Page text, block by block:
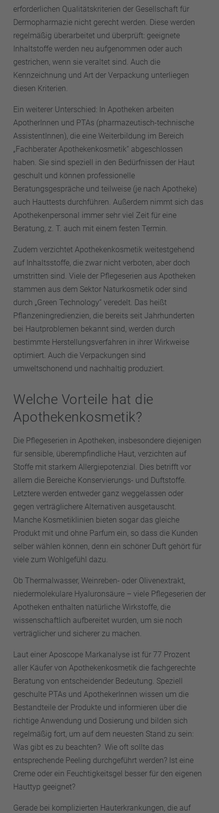
erforderlichen Qualitätskriterien der Gesellschaft für
Dermopharmazie nicht gerecht werden. Diese werden
regelmäßig überarbeitet und überprüft: geeignete
Inhaltstoffe werden neu aufgenommen oder auch
gestrichen, wenn sie veraltet sind. Auch die
Kennzeichnung und Art der Verpackung unterliegen
diesen Kriterien.
Ein weiterer Unterschied: In Apotheken arbeiten
ApotherInnen und PTAs (pharmazeutisch-technische
AssistentInnen), die eine Weiterbildung im Bereich
„Fachberater Apothekenkosmetik“ abgeschlossen
haben. Sie sind speziell in den Bedürfnissen der Haut
geschult und können professionelle
Beratungsgespräche und teilweise (je nach Apotheke)
auch Hauttests durchführen. Außerdem nimmt sich das
Apothekenpersonal immer sehr viel Zeit für eine
Beratung, z. T. auch mit einem festen Termin.
Zudem verzichtet Apothekenkosmetik weitestgehend
auf Inhaltsstoffe, die zwar nicht verboten, aber doch
umstritten sind. Viele der Pflegeserien aus Apotheken
stammen aus dem Sektor Naturkosmetik oder sind
durch „Green Technology“ veredelt. Das heißt
Pflanzeningredienzien, die bereits seit Jahrhunderten
bei Hautproblemen bekannt sind, werden durch
bestimmte Herstellungsverfahren in ihrer Wirkweise
optimiert. Auch die Verpackungen sind
umweltschonend und nachhaltig produziert.
Welche Vorteile hat die
Apothekenkosmetik?
Die Pflegeserien in Apotheken, insbesondere diejenigen
für sensible, überempfindliche Haut, verzichten auf
Stoffe mit starkem Allergiepotenzial. Dies betrifft vor
allem die Bereiche Konservierungs- und Duftstoffe.
Letztere werden entweder ganz weggelassen oder
gegen verträglichere Alternativen ausgetauscht.
Manche Kosmetiklinien bieten sogar das gleiche
Produkt mit und ohne Parfum ein, so dass die Kunden
selber wählen können, denn ein schöner Duft gehört für
viele zum Wohlgefühl dazu.
Ob Thermalwasser, Weinreben- oder Olivenextrakt,
niedermolekulare Hyaluronsäure – viele Pflegeserien der
Apotheken enthalten natürliche Wirkstoffe, die
wissenschaftlich aufbereitet wurden, um sie noch
verträglicher und sicherer zu machen.
Laut einer Aposcope Markanalyse ist für 77 Prozent
aller Käufer von Apothekenkosmetik die fachgerechte
Beratung von entscheidender Bedeutung. Speziell
geschulte PTAs und ApothekerInnen wissen um die
Bestandteile der Produkte und informieren über die
richtige Anwendung und Dosierung und bilden sich
regelmäßig fort, um auf dem neuesten Stand zu sein:
Was gibt es zu beachten? Wie oft sollte das
entsprechende Peeling durchgeführt werden? Ist eine
Creme oder ein Feuchtigkeitsgel besser für den eigenen
Hauttyp geeignet?
Gerade bei komplizierten Hauterkrankungen, die auf